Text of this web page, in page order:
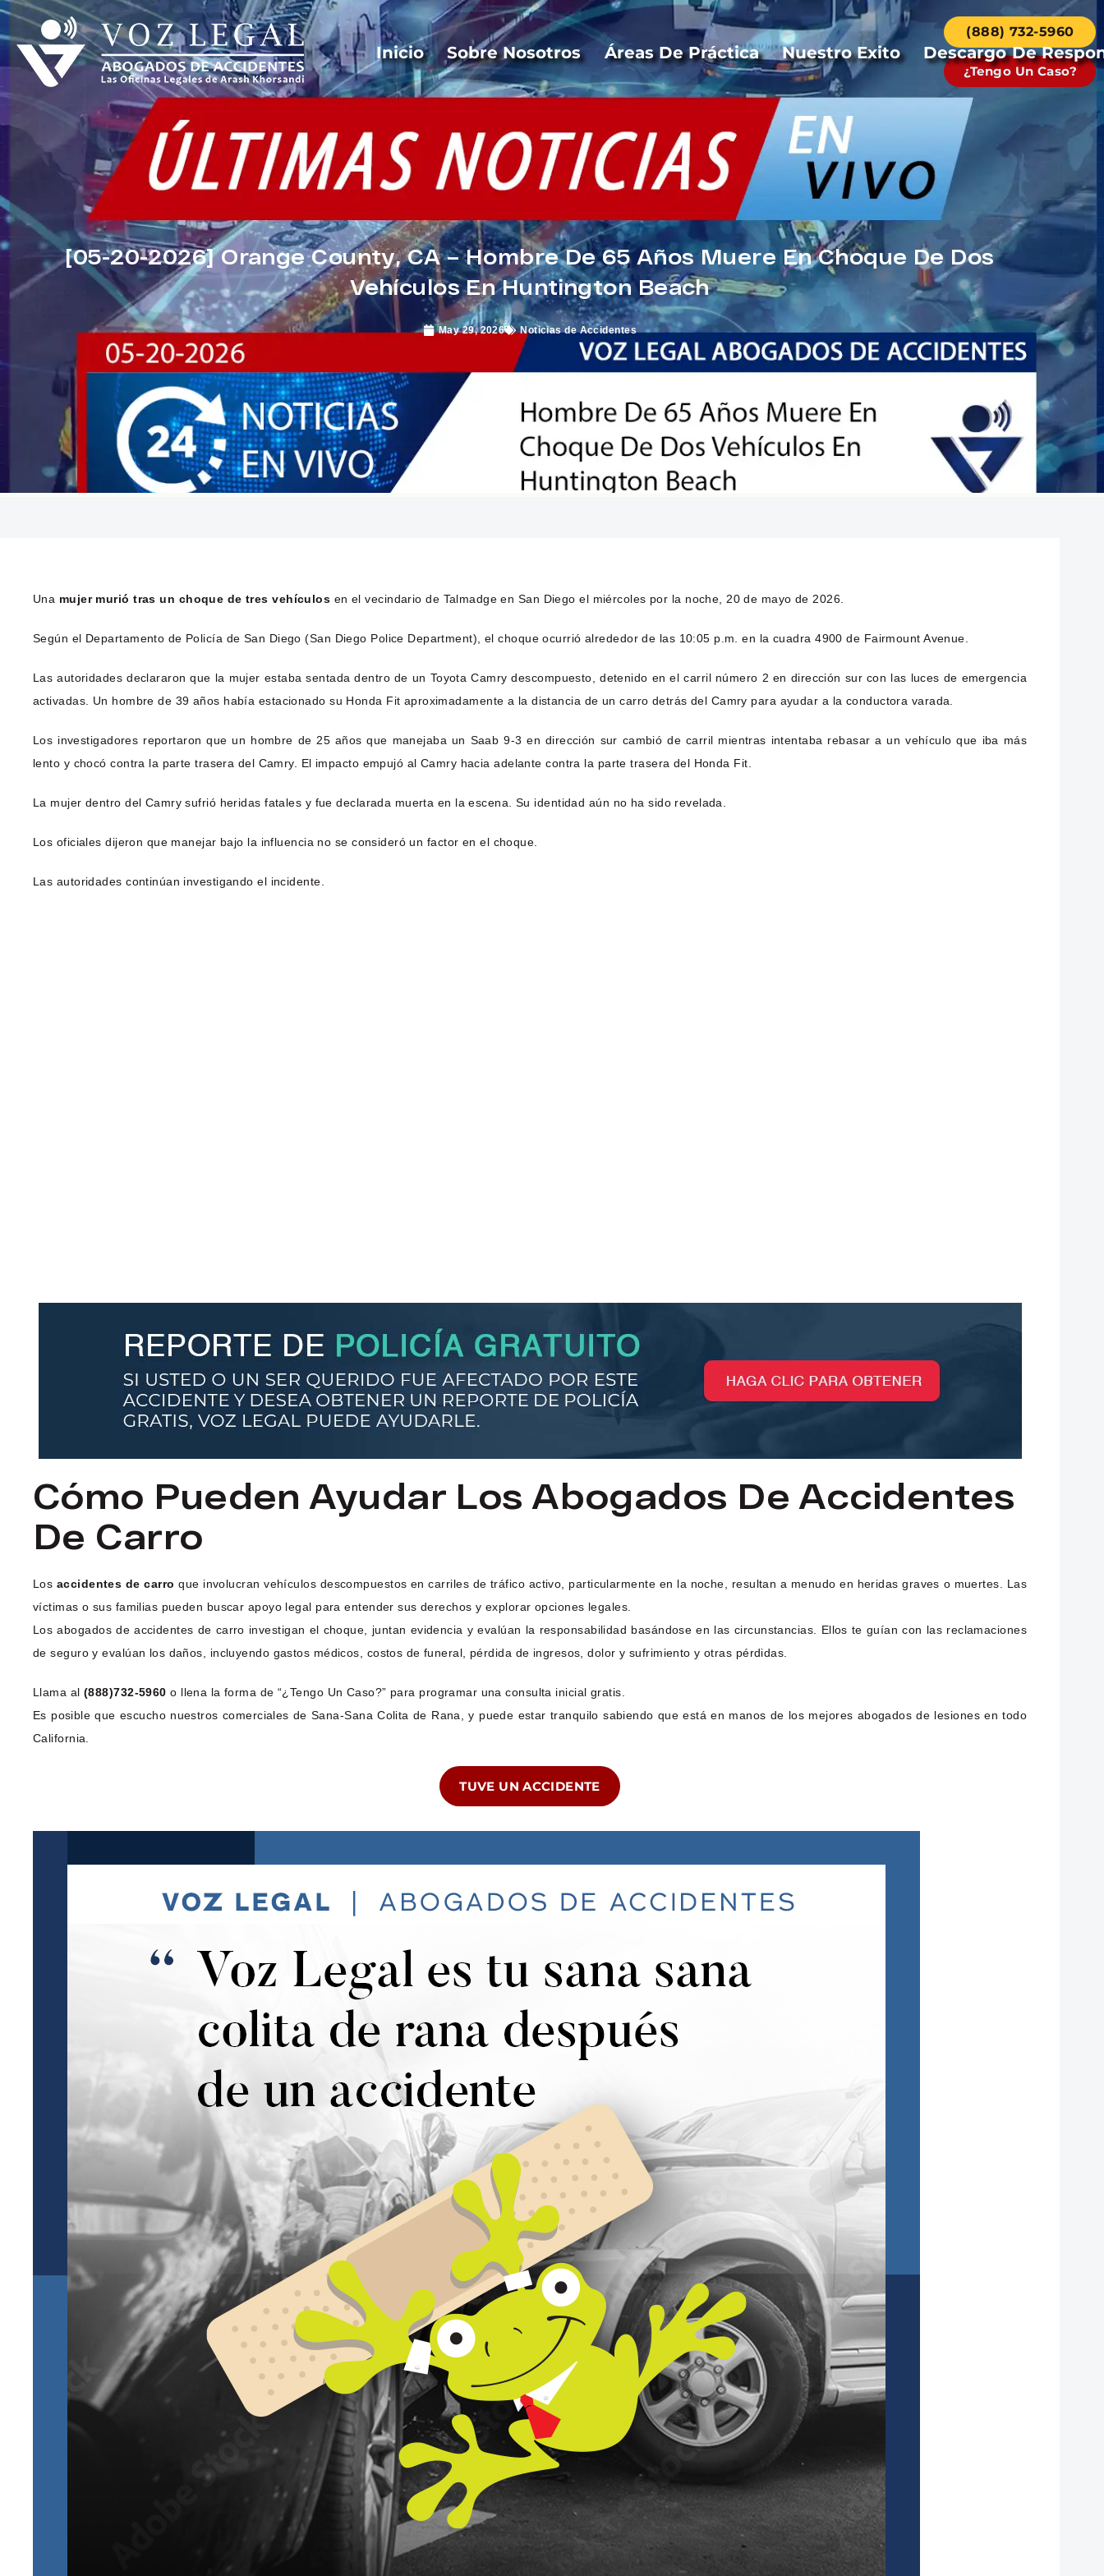
Inicio Sobre Nosotros Áreas De Práctica Nuestro Exito Descargo De
(888) 732-5960
¿Tengo Un Caso?
[05-20-2026] Orange County, CA – Hombre De 65 Años Muere En Choque De Dos
Vehículos En Huntington Beach
May 29, 2026 Noticias de Accidentes
Una mujer murió tras un choque de tres vehículos en el vecindario de Talmadge en San Diego el miércoles por la noche, 20 de mayo de 2026.
Según el Departamento de Policía de San Diego (San Diego Police Department), el choque ocurrió alrededor de las 10:05 p.m. en la cuadra 4900 de Fairmount Avenue.
Las autoridades declararon que la mujer estaba sentada dentro de un Toyota Camry descompuesto, detenido en el carril número 2 en dirección sur con las luces de emergencia
activadas. Un hombre de 39 años había estacionado su Honda Fit aproximadamente a la distancia de un carro detrás del Camry para ayudar a la conductora varada.
Los investigadores reportaron que un hombre de 25 años que manejaba un Saab 9-3 en dirección sur cambió de carril mientras intentaba rebasar a un vehículo que iba más
lento y chocó contra la parte trasera del Camry. El impacto empujó al Camry hacia adelante contra la parte trasera del Honda Fit.
La mujer dentro del Camry sufrió heridas fatales y fue declarada muerta en la escena. Su identidad aún no ha sido revelada.
Los oficiales dijeron que manejar bajo la influencia no se consideró un factor en el choque.
Las autoridades continúan investigando el incidente.
Cómo Pueden Ayudar Los Abogados De Accidentes
De Carro
Los accidentes de carro que involucran vehículos descompuestos en carriles de tráfico activo, particularmente en la noche, resultan a menudo en heridas graves o muertes. Las
víctimas o sus familias pueden buscar apoyo legal para entender sus derechos y explorar opciones legales.
Los abogados de accidentes de carro investigan el choque, juntan evidencia y evalúan la responsabilidad basándose en las circunstancias. Ellos te guían con las reclamaciones
de seguro y evalúan los daños, incluyendo gastos médicos, costos de funeral, pérdida de ingresos, dolor y sufrimiento y otras pérdidas.
Llama al (888)732-5960 o llena la forma de “¿Tengo Un Caso?” para programar una consulta inicial gratis.
Es posible que escucho nuestros comerciales de Sana-Sana Colita de Rana, y puede estar tranquilo sabiendo que está en manos de los mejores abogados de lesiones en todo
California.
TUVE UN ACCIDENTE